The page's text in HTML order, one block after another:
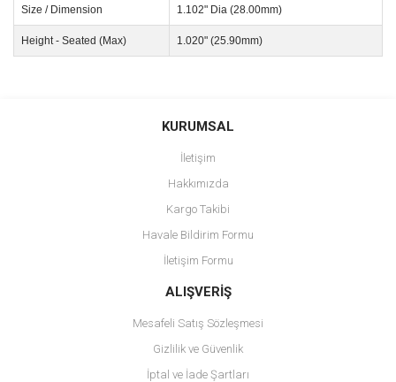
Size / Dimension 1.102" Dia (28.00mm)
Height - Seated (Max) 1.020" (25.90mm)
Bu ürüne ilk yorumu siz yapın!
Ürün resmi kalitesiz, bozuk veya görüntülenemiyor.
Ürün açıklamasında eksik bilgiler bulunuyor.
Ürün bilgilerinde hatalar bulunuyor.
Ürün fiyatı diğer sitelerden daha pahalı.
Bu ürüne benzer farklı alternatifler olmalı.
KURUMSAL
İletişim
Hakkımızda
Kargo Takibi
Havale Bildirim Formu
İletişim Formu
ALIŞVERİŞ
Mesafeli Satış Sözleşmesi
Gizlilik ve Güvenlik
İptal ve İade Şartları